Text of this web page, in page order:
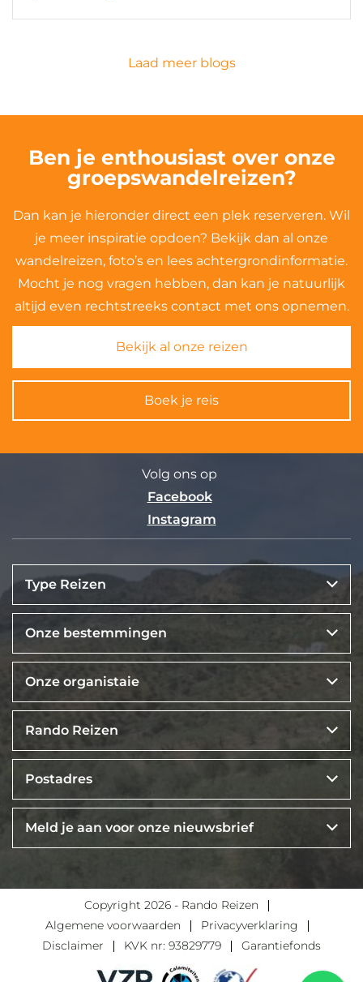
Laad meer blogs
Ben je enthousiast over onze
groepswandelreizen?
Dan kan je hieronder direct een plek reserveren. Wil
je meer inspiratie opdoen? Bekijk dan al onze
wandelreizen, foto’s en lees achtergrondinformatie.
Mocht je nog vragen hebben, dan kan je natuurlijk
altijd even rechtstreeks contact met ons opnemen.
Bekijk al onze reizen
Boek je reis
Volg ons op
Facebook
Instagram
Type Reizen
Onze bestemmingen
Onze organistaie
Rando Reizen
Postadres
Meld je aan voor onze nieuwsbrief
Copyright 2026 - Rando Reizen
Algemene voorwaarden
Privacyverklaring
Disclaimer
KVK nr: 93829779 Garantiefonds